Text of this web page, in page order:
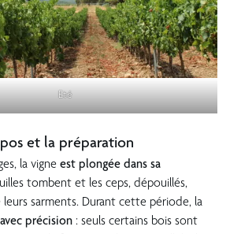
Eté
et la préparation
la vigne est plongée dans sa
tombent et les ceps, dépouillés,
leurs sarments. Durant cette période, la
précision : seuls certains bois sont